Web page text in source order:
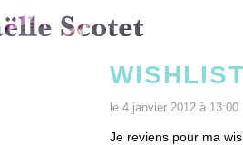
le 4 janvier 2012 à 13:00 |
Je reviens pour ma